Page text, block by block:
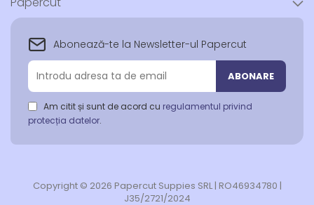
Abonează-te la Newsletter-ul Papercut
Abonează-
te
la
newsletter-
ul
ABONARE
Am citit și sunt de acord cu regulamentul privind
protecția datelor.
Copyright © 2026 Papercut Suppies SRL | RO46934780 |
J35/2721/2024